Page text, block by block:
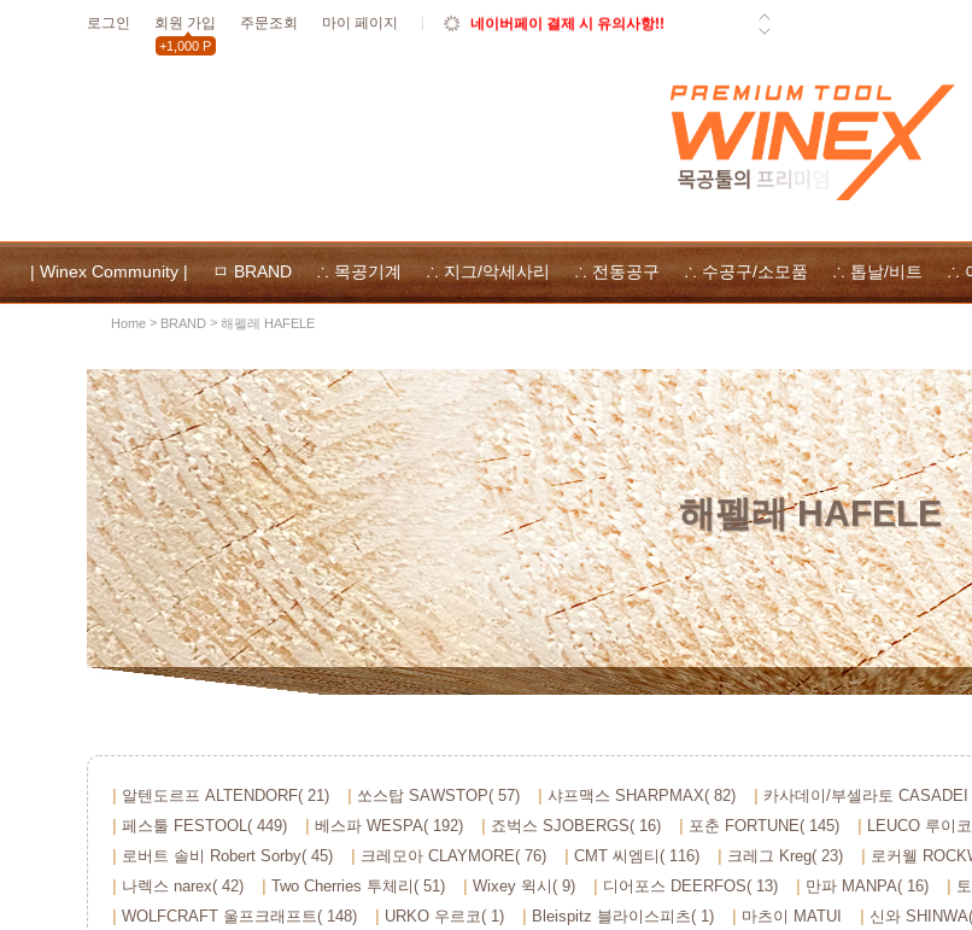
로그인 회원 가입
+1,000 P
주문조회 마이 페이지
네이버페이 결제 시 유의사항!!
위넥스툴 자사몰 쿠폰 다운로드
| Winex Community | ㅁ BRAND ∴ 목공기계 ∴ 지그/악세사리 ∴ 전동공구 ∴ 수공구/소모품 ∴ 톱날/비트 ∴
Home > BRAND > 해펠레 HAFELE
해펠레 HAFELE
알텐도르프 ALTENDORF( 21) 쏘스탑 SAWSTOP( 57) 샤프맥스 SHARPMAX( 82) 카사데이/부셀라토
페스툴 FESTOOL( 449)
베스파 WESPA( 192) 죠벅스 SJOBERGS( 16) 포춘 FORTUNE( 145) LEUCO 루이
로버트 솔비 Robert Sorby( 45)
크레모아 CLAYMORE( 76) CMT 씨엠티( 116) 크레그 Kreg( 23) 로커웰
나렉스 narex( 42)
Two Cherries 투체리( 51) Wixey 윅시( 9) 디어포스 DEERFOS( 13) 만파 MANPA( 16)
WOLFCRAFT 울프크래프트( 148)
URKO 우르코( 1) Bleispitz 블라이스피츠( 1) 마츠이 MATUI 신와